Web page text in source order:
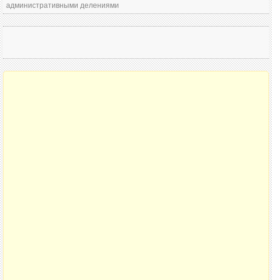
административными делениями